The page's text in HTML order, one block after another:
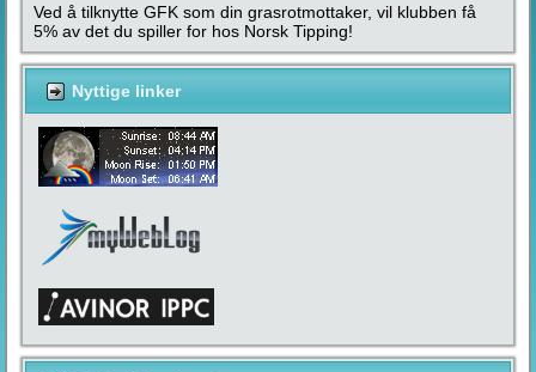
Ved å tilknytte GFK som din grasrotmottaker, vil klubben få
5% av det du spiller for hos Norsk Tipping!
Nyttige linker